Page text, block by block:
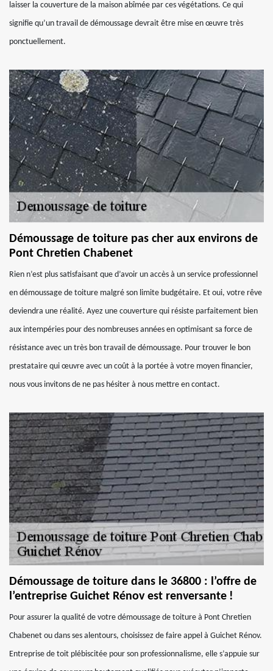
laisser la couverture de la maison abîmée par ces végétations. Ce qui
signifie qu’un travail de démoussage devrait être mise en œuvre très
ponctuellement.
Démoussage de toiture pas cher aux environs de
Pont Chretien Chabenet
Rien n’est plus satisfaisant que d’avoir un accès à un service professionnel
en démoussage de toiture malgré son limite budgétaire. Et oui, votre rêve
deviendra une réalité. Ayez une couverture qui résiste parfaitement bien
aux intempéries pour des nombreuses années en optimisant sa force de
résistance avec un très bon travail de démoussage. Pour trouver le bon
prestataire qui œuvre avec un coût à la portée à votre moyen financier,
nous vous invitons de ne pas hésiter à nous mettre en contact.
Démoussage de toiture dans le 36800 : l’offre de
l’entreprise Guichet Rénov est renversante !
Pour assurer la qualité de votre démoussage de toiture à Pont Chretien
Chabenet ou dans ses alentours, choisissez de faire appel à Guichet Rénov.
Entreprise de toit plébiscitée pour son professionnalisme, elle s’appuie sur